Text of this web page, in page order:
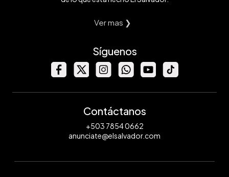
Ver mas ❯
Síguenos
Contáctanos
+503 7854 0662
anunciate@elsalvador.com